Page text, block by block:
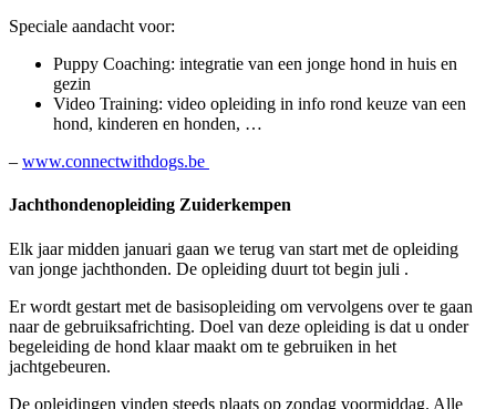
Speciale aandacht voor:
Puppy Coaching: integratie van een jonge hond in huis en
gezin
Video Training: video opleiding in info rond keuze van een
hond, kinderen en honden, …
– www.connectwithdogs.be
Jachthondenopleiding Zuiderkempen
Elk jaar midden januari gaan we terug van start met de opleiding
van jonge jachthonden. De opleiding duurt tot begin juli .
Er wordt gestart met de basisopleiding om vervolgens over te gaan
naar de gebruiksafrichting. Doel van deze opleiding is dat u onder
begeleiding de hond klaar maakt om te gebruiken in het
jachtgebeuren.
De opleidingen vinden steeds plaats op zondag voormiddag. Alle